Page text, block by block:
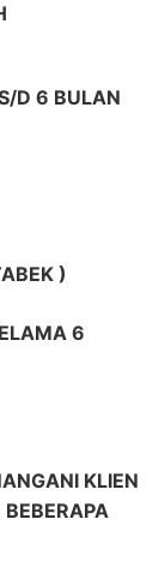
D 6 BULAN
)
6
KLIEN